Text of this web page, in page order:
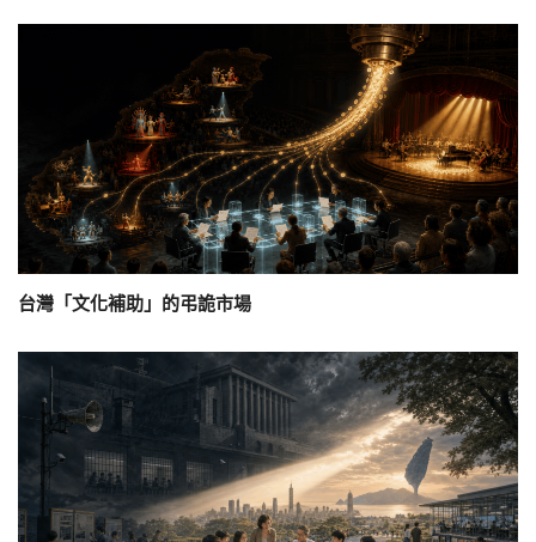
台灣「文化補助」的弔詭市場